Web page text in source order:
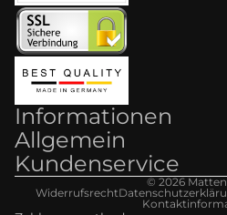
Informationen
Allgemein
Kundenservice
© 2026
Widerrufsrecht